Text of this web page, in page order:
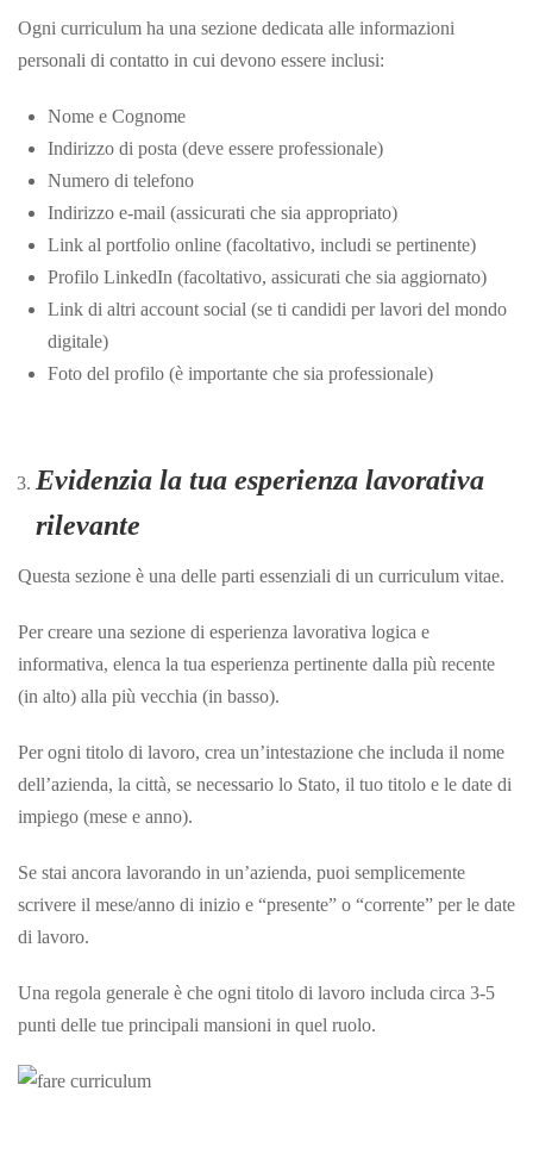
Ogni curriculum ha una sezione dedicata alle informazioni
personali di contatto in cui devono essere inclusi:
Nome e Cognome
Indirizzo di posta (deve essere professionale)
Numero di telefono
Indirizzo e-mail (assicurati che sia appropriato)
Link al portfolio online (facoltativo, includi se pertinente)
Profilo LinkedIn (facoltativo, assicurati che sia aggiornato)
Link di altri account social (se ti candidi per lavori del mondo
digitale)
Foto del profilo (è importante che sia professionale)
Evidenzia la tua esperienza lavorativa
rilevante
Questa sezione è una delle parti essenziali di un curriculum vitae.
Per creare una sezione di esperienza lavorativa logica e
informativa, elenca la tua esperienza pertinente dalla più recente
(in alto) alla più vecchia (in basso).
Per ogni titolo di lavoro, crea un’intestazione che includa il nome
dell’azienda, la città, se necessario lo Stato, il tuo titolo e le date di
impiego (mese e anno).
Se stai ancora lavorando in un’azienda, puoi semplicemente
scrivere il mese/anno di inizio e “presente” o “corrente” per le date
di lavoro.
Una regola generale è che ogni titolo di lavoro includa circa 3-5
punti delle tue principali mansioni in quel ruolo.